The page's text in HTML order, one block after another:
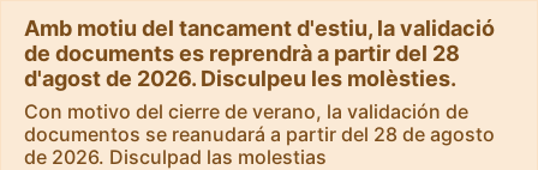
Amb motiu del tancament d'estiu, la validació
de documents es reprendrà a partir del 28
d'agost de 2026. Disculpeu les molèsties.
Con motivo del cierre de verano, la validación de
documentos se reanudará a partir del 28 de agosto
de 2026. Disculpad las molestias